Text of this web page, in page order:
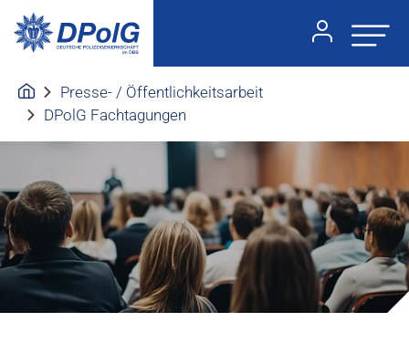
Presse- / Öffentlichkeitsarbeit
DPolG Fachtagungen